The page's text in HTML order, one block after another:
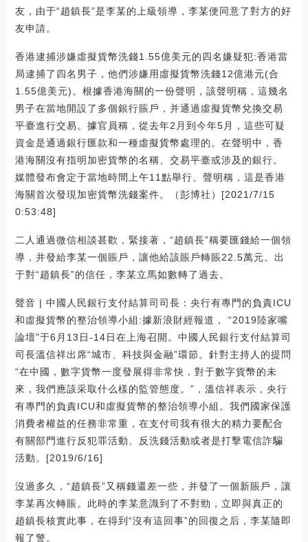
友，由于“趙鎮長”是李某的上級領導，李某便同意了對方的好
友申請。
香港逮捕涉嫌虛擬貨幣洗錢1.55億美元的四名嫌疑犯:香港當
局逮捕了四名男子，他們涉嫌用虛擬貨幣洗錢12億港元(合
1.55億美元)。根據香港海關的一份聲明，該聲明稱，這幾名
男子在當地開設了多個銀行賬戶，并通過虛擬貨幣兌換交易
平臺進行交易。據官員稱，從去年2月到今年5月，這些可疑
資金是通過銀行匯款和一種虛擬貨幣處理的。在聲明中，香
港海關沒有指明加密貨幣的名稱、交易平臺或涉及的銀行。
媒體發布會定于當地時間上午11點舉行。聲明稱，這是香港
海關首次發現加密貨幣洗錢案件。（彭博社）[2021/7/15
0:53:48]
二人通過微信相談甚歡，緊接著，“趙鎮長”稱要匯錢給一個領
導，并發給李某一個賬戶，讓他給該賬戶轉賬22.5萬元。出
于對“趙鎮長”的信任，李某立馬如數轉了過去。
聲音 | 中國人民銀行支付結算司司長：央行有專門的負責ICU
和虛擬貨幣的整治領導小組:據新浪財經報道， “2019陸家嘴
論壇”于6月13日-14日在上海召開。中國人民銀行支付結算司
司長溫信祥出席“城市、科技與金融”環節。針對主持人的提問
“在中國，數字貨幣一度發展得非常快，對于數字貨幣的未
來，我們應該采取什么樣的監管態度。”，溫信祥表示，央行
有專門的負責ICU和虛擬貨幣的整治領導小組。我們國家保護
消費者權益的任務非常重，在支付司我有很大的精力要配合
有關部門進行反犯罪活動、反洗錢活動或者是打擊電信詐騙
活動。[2019/6/16]
沒過多久，“趙鎮長”又稱錢還差一些，并發了一個新賬戶，讓
李某再次轉賬。此時的李某意識到了不對勁，立即與真正的
趙鎮長核實此事，在得到“沒有這回事”的回復之后，李某隨即
報了警。